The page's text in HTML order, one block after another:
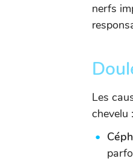
nerfs
Les
chevelu :